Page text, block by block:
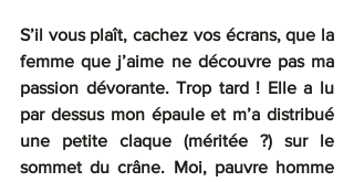
S’il vous plaît, cachez vos écrans, que la
femme que j’aime ne découvre pas ma
passion dévorante. Trop tard ! Elle a lu
par dessus mon épaule et m’a distribué
une petite claque (méritée ?) sur le
sommet du crâne. Moi, pauvre homme